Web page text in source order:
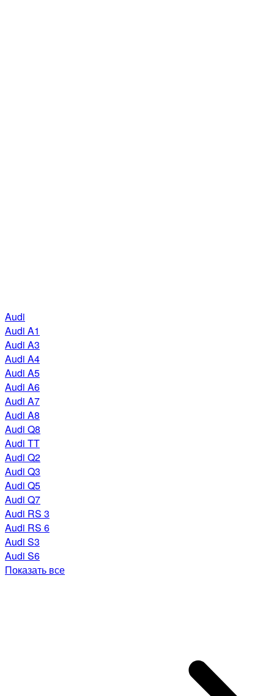
Audi
Audi A1
Audi A3
Audi A4
Audi A5
Audi A6
Audi A7
Audi A8
Audi Q8
Audi TT
Audi Q2
Audi Q3
Audi Q5
Audi Q7
Audi RS 3
Audi RS 6
Audi S3
Audi S6
Показать все